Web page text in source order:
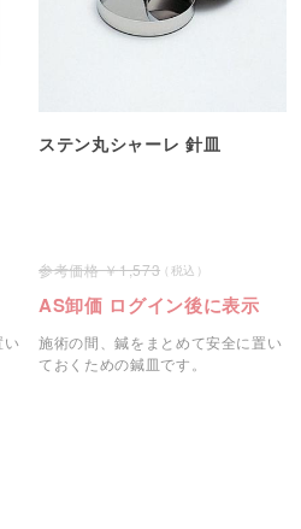
い
ステン丸シャーレ 針皿
1,573
AS卸価 ログイン後に表示
施術の間、鍼をまとめて安全に置い
ておくための鍼皿です。